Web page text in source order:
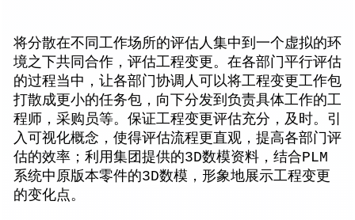
将分散在不同工作场所的评估人集中到一个虚拟的环
境之下共同合作，评估工程变更。在各部门平行评估
的过程当中，让各部门协调人可以将工程变更工作包
打散成更小的任务包，向下分发到负责具体工作的工
程师，采购员等。保证工程变更评估充分，及时。引
入可视化概念，使得评估流程更直观，提高各部门评
估的效率；利用集团提供的3D数模资料，结合PLM
系统中原版本零件的3D数模，形象地展示工程变更
的变化点。